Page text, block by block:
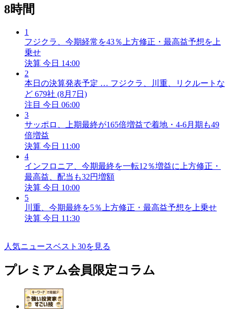
8時間
1
フジクラ、今期経常を43％上方修正・最高益予想を上
乗せ
決算 今日 14:00
2
本日の決算発表予定 … フジクラ、川重、リクルートな
ど 679社 (8月7日)
注目 今日 06:00
3
サッポロ、上期最終が165倍増益で着地・4-6月期も49
倍増益
決算 今日 11:00
4
インフロニア、今期最終を一転12％増益に上方修正・
最高益、配当も32円増額
決算 今日 10:00
5
川重、今期最終を5％上方修正・最高益予想を上乗せ
決算 今日 11:30
人気ニュースベスト30を見る
プレミアム会員限定コラム